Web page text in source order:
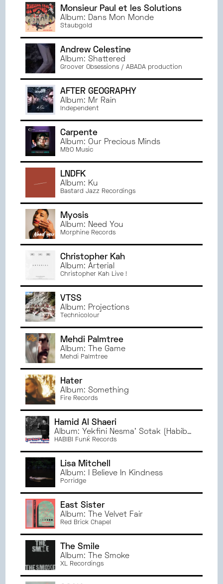
Monsieur Paul et les Solutions
Album: Dans Mon Monde
Staubgold
Andrew Celestine
Album: Shattered
Groover Obsessions / ABADA production
AFTER GEOGRAPHY
Album: Mr Rain
Independent
Carpente
Album: Our Precious Minds
M&O Music
LNDFK
Album: Ku
Bastard Jazz Recordings
Myosis
Album: Need You
Morphine Records
Christopher Kah
Album: Arterial
Christopher Kah Live !
VTSS
Album: Projections
Technicolour
Mehdi Palmtree
Album: The Game
Mehdi Palmtree
Hater
Album: Something
Fire Records
Hamid Al Shaeri
Album: Yekfini Nesma' Sotak (Habibi
Funk 018)
HABIBI Funk Records
Lisa Mitchell
Album: I Believe In Kindness
Porridge
East Sister
Album: The Velvet Fair
Red Brick Chapel
The Smile
Album: The Smoke
XL Recordings